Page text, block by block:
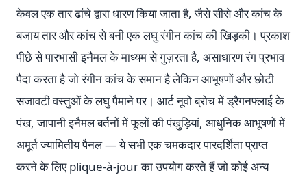
केवल एक तार ढांचे द्वारा धारण किया जाता है, जैसे सीसे और कांच के
बजाय तार और कांच से बनी एक लघु रंगीन कांच की खिड़की। प्रकाश
पीछे से पारभासी इनैमल के माध्यम से गुज़रता है, असाधारण रंग प्रभाव
पैदा करता है जो रंगीन कांच के समान है लेकिन आभूषणों और छोटी
सजावटी वस्तुओं के लघु पैमाने पर। आर्ट नूवो ब्रोच में ड्रैगनफ्लाई के
पंख, जापानी इनैमल बर्तनों में फूलों की पंखुड़ियां, आधुनिक आभूषणों में
अमूर्त ज्यामितीय पैनल — ये सभी एक चमकदार पारदर्शिता प्राप्त
करने के लिए plique-à-jour का उपयोग करते हैं जो कोई अन्य